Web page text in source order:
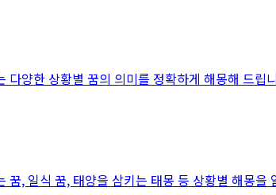
양한 상황별 꿈의 의미를 정확하게 해몽해 드립
, 일식 꿈, 태양을 삼키는 태몽 등 상황별 해몽을